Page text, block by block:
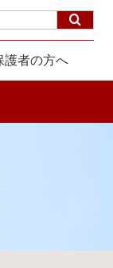
護者の方へ